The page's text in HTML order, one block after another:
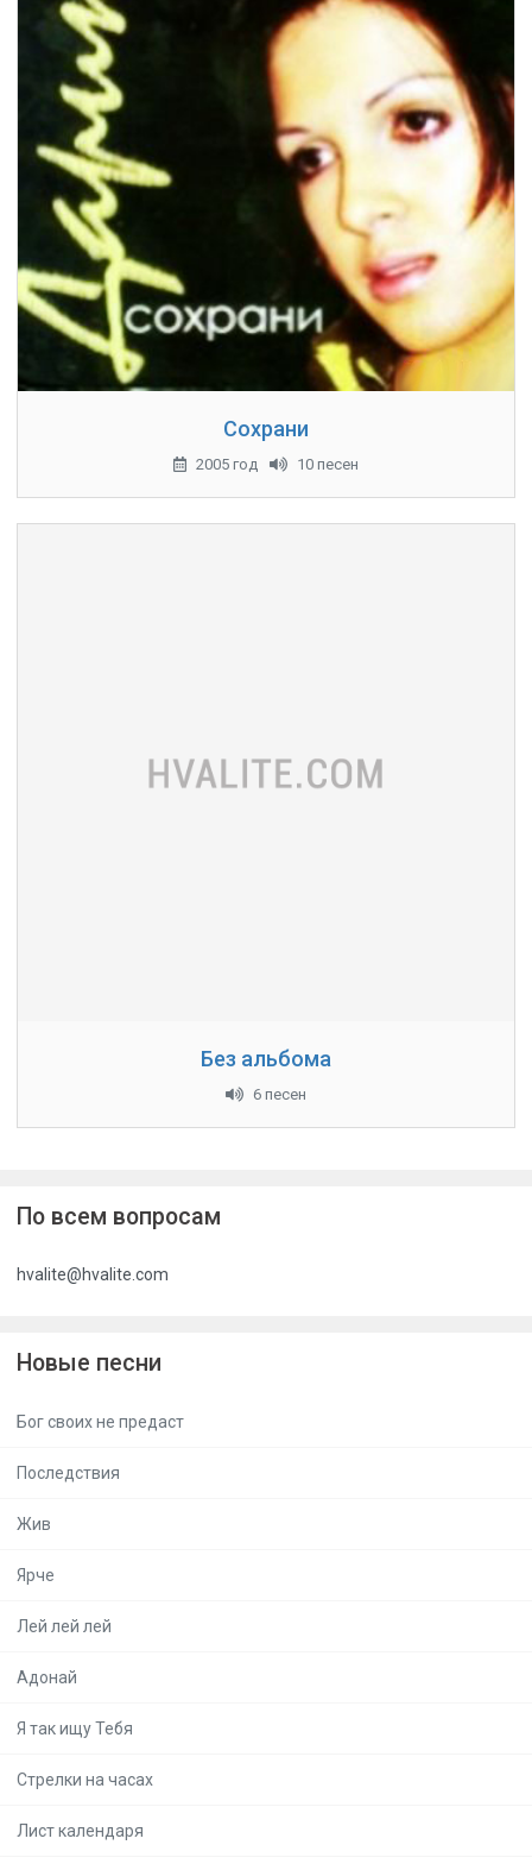
Сохрани
2005 год 10 песен
Без альбома
6 песен
По всем вопросам
hvalite@hvalite.com
Новые песни
Бог своих не предаст
Последствия
Жив
Ярче
Лей лей лей
Адонай
Я так ищу Тебя
Стрелки на часах
Лист календаря